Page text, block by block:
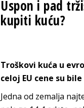
Uspon i pad
kupiti kuću?
Troškovi kuća u
celoj EU cene su
Jedna od zemalja